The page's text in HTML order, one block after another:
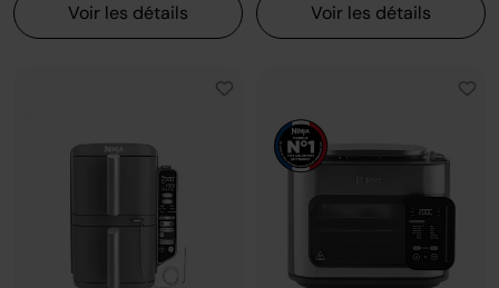
Voir les détails Voir les détails